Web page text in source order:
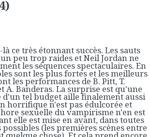
ce très étonnant succès. Les sauts
peu trop raides et Neil Jordan ne
les séquences spectaculaires. En
sont les plus fortes et les meilleurs
les performances de B. Pitt, T.
A. Banderas. La surprise est qu'une
tel budget aille finalement aussi
horrifique n'est pas édulcorée et
sexuelle du vampirisme n'en est
elle est mise en avant, dans toutes
(les premières scènes entre